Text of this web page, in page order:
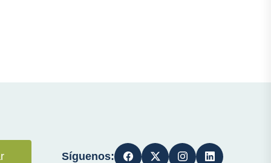
Síguenos: